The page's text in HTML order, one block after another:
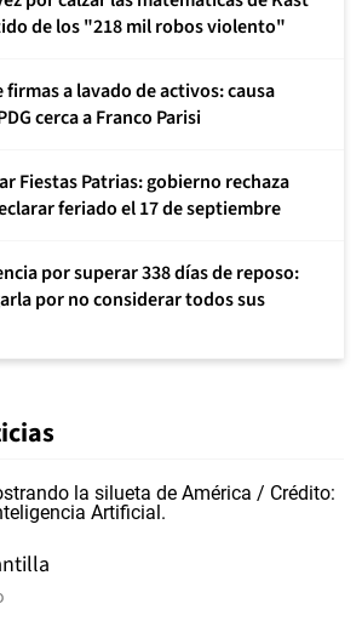
de los "218 mil robos violento"
firmas a lavado de activos: causa
cerca a Franco Parisi
Fiestas Patrias: gobierno rechaza
feriado el 17 de septiembre
por superar 338 días de reposo:
por no considerar todos sus